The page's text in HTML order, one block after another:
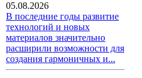
05.08.2026
В последние годы развитие
технологий и новых
материалов значительно
расширили возможности для
создания гармоничных и...